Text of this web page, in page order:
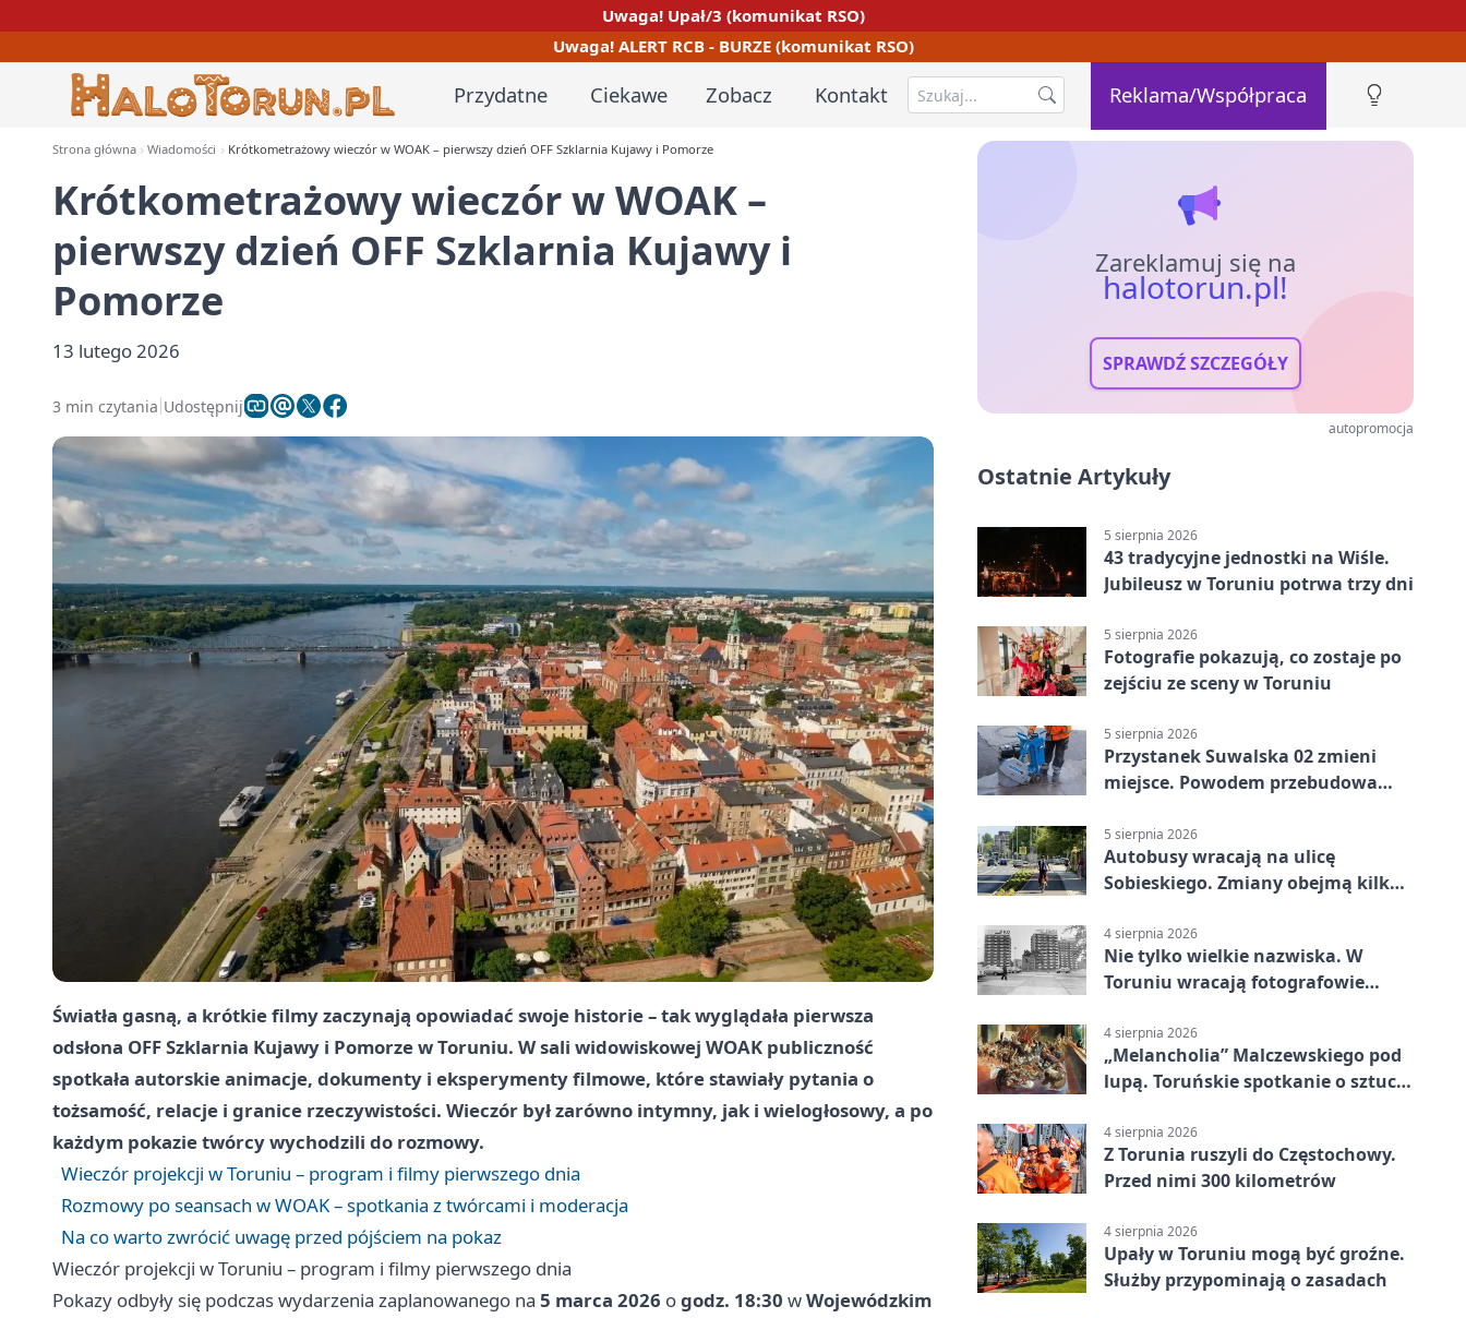
Uwaga! Upał/3 (komunikat RSO)
Uwaga! ALERT RCB - BURZE (komunikat RSO)
Przydatne Ciekawe Zobacz Kontakt Reklama/Współpraca
Strona główna Wiadomości Krótkometrażowy wieczór w WOAK – pierwszy dzień OFF Szklarnia Kujawy i Pomorze
Krótkometrażowy wieczór w WOAK –
pierwszy dzień OFF Szklarnia Kujawy i
Pomorze
13 lutego 2026
3 min czytania Udostępnij
Światła gasną, a krótkie filmy zaczynają opowiadać swoje historie – tak wyglądała pierwsza
odsłona OFF Szklarnia Kujawy i Pomorze w Toruniu. W sali widowiskowej WOAK publiczność
spotkała autorskie animacje, dokumenty i eksperymenty filmowe, które stawiały pytania o
tożsamość, relacje i granice rzeczywistości. Wieczór był zarówno intymny, jak i wielogłosowy, a po
każdym pokazie twórcy wychodzili do rozmowy.
Wieczór projekcji w Toruniu – program i filmy pierwszego dnia
Rozmowy po seansach w WOAK – spotkania z twórcami i moderacja
Na co warto zwrócić uwagę przed pójściem na pokaz
Wieczór projekcji w Toruniu – program i filmy pierwszego dnia
Pokazy odbyły się podczas wydarzenia zaplanowanego na 5 marca 2026 ogodz. 18:30 wWojewódzkim
Zareklamuj się na
halotorun.pl!
SPRAWDŹ SZCZEGÓŁY
autopromocja
Ostatnie Artykuły
5 sierpnia 2026
43 tradycyjne jednostki na Wiśle.
Jubileusz w Toruniu potrwa trzy dni
5 sierpnia 2026
Fotografie pokazują, co zostaje po
zejściu ze sceny w Toruniu
5 sierpnia 2026
Przystanek Suwalska 02 zmieni
miejsce. Powodem przebudowa
5 sierpnia 2026
Autobusy wracają na ulicę
Sobieskiego. Zmiany obejmą kilka
4 sierpnia 2026
Nie tylko wielkie nazwiska. W
Toruniu wracają fotografowie
4 sierpnia 2026
„Melancholia” Malczewskiego pod
lupą. Toruńskie spotkanie o sztuce
4 sierpnia 2026
Z Torunia ruszyli do Częstochowy.
Przed nimi 300 kilometrów
4 sierpnia 2026
Upały w Toruniu mogą być groźne.
Służby przypominają o zasadach